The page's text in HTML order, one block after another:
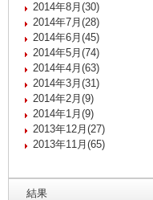
2014年8月(30)
2014年7月(28)
2014年6月(45)
2014年5月(74)
2014年4月(63)
2014年3月(31)
2014年2月(9)
2014年1月(9)
2013年12月(27)
2013年11月(65)
結果